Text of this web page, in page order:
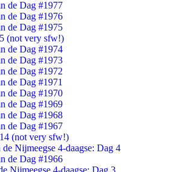
de Dag #1977
de Dag #1976
de Dag #1975
(not very sfw!)
de Dag #1974
de Dag #1973
de Dag #1972
de Dag #1971
de Dag #1970
de Dag #1969
de Dag #1968
de Dag #1967
(not very sfw!)
Nijmeegse 4-daagse: Dag 4
de Dag #1966
Nijmeegse 4-daagse: Dag 3